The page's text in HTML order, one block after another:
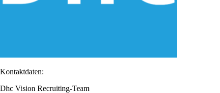
Kontaktdaten:
Dhc Vision Recruiting-Team